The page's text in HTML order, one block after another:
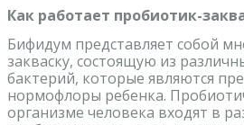
Как работает пробиотик-
Бифидум представляет собой
закваску, состоящую из
бактерий, которые являются
нормофлоры ребенка.
организме человека входят в